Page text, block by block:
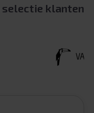
selectie klanten